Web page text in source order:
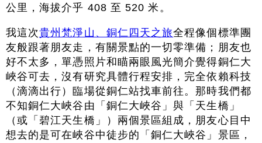
公里，海拔介乎 408 至 520 米。
我這次貴州梵淨山、銅仁四天之旅全程像個標準團
友般跟著朋友走，有關景點的一切零準備；朋友也
好不太多，單憑照片和瞄兩眼風光簡介覺得銅仁大
峽谷可去，沒有研究具體行程安排，完全依賴科技
（滴滴出行）臨場從銅仁站找車前往。那時我們都
不知銅仁大峽谷由「銅仁大峽谷」與「天生橋」
（或「碧江天生橋」）兩個景區組成，朋友心目中
想去的是可在峽谷中徒步的「銅仁大峽谷」景區，